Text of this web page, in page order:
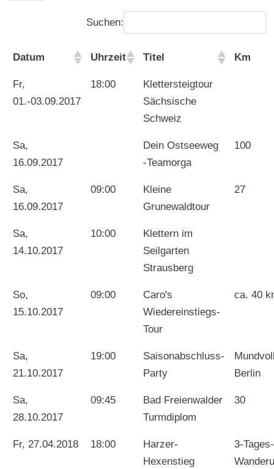
Suchen:
Datum Uhrzeit Titel Km
Fr,
01.-03.09.2017
18:00
Klettersteigtour
Sächsische
Schweiz
Sa,
16.09.2017
Dein Ostseeweg
-Teamorga
100
Sa,
16.09.2017
09:00
Kleine
Grunewaldtour
27
Sa,
14.10.2017
10:00
Klettern im
Seilgarten
Strausberg
So,
15.10.2017
09:00
Caro's
Wiedereinstiegs-
Tour
ca. 40
Sa,
21.10.2017
19:00
Saisonabschluss-
Party
Berlin
Sa,
28.10.2017
09:45
Bad Freienwalder
Turmdiplom
30
Fr, 27.04.2018 18:00
Harzer-
Hexenstieg
3-Tages-